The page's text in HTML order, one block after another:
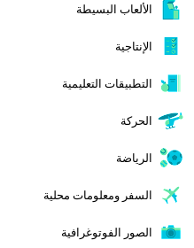
الألعاب البسيطة
الإنتاجية
التطبيقات التعليمية
الحركة
الرياضة
السفر ومعلومات محلية
الصور الفوتوغرافية